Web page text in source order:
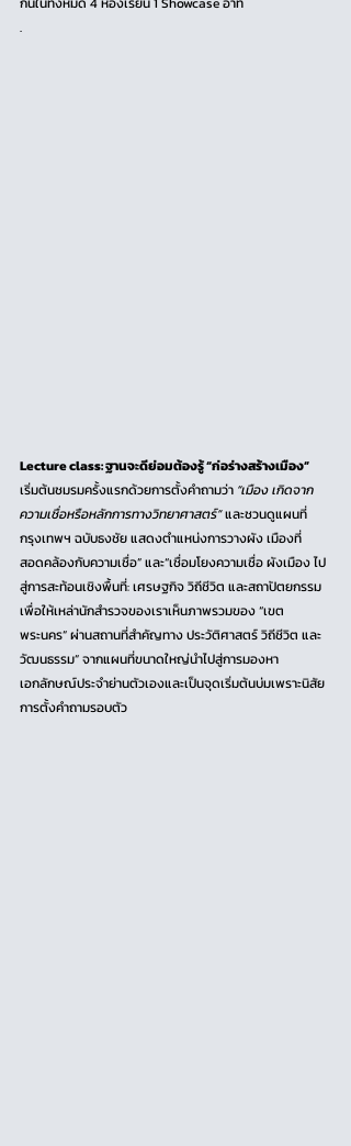
.
Lecture class: ฐานจะดีย่อมต้องรู้ “ก่อร่างสร้างเมือง”
เริ่มต้นชมรมครั้งแรกด้วยการตั้งคำถามว่า “เมือง เกิดจาก
ความเชื่อหรือหลักการทางวิทยาศาสตร์” และชวนดูแผนที่
กรุงเทพฯ ฉบับธงชัย แสดงตำแหน่งการวางผัง เมืองที่
สอดคล้องกับความเชื่อ” และ“เชื่อมโยงความเชื่อ ผังเมือง ไป
สู่การสะท้อนเชิงพื้นที่: เศรษฐกิจ วิถีชีวิต และสถาปัตยกรรม
เพื่อให้เหล่านักสำรวจของเราเห็นภาพรวมของ “เขต
พระนคร” ผ่านสถานที่สำคัญทาง ประวัติศาสตร์ วิถีชีวิต และ
วัฒนธรรม” จากแผนที่ขนาดใหญ่นำไปสู่การมองหา
เอกลักษณ์ประจำย่านตัวเองและเป็นจุดเริ่มต้นบ่มเพราะนิสัย
การตั้งคำถามรอบตัว